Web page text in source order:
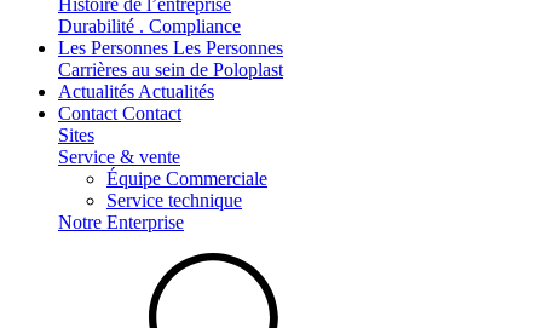
Histoire de l’entreprise
Durabilité . Compliance
Les Personnes Les Personnes
Carrières au sein de Poloplast
Actualités Actualités
Contact Contact
Sites
Service & vente
Équipe Commerciale
Service technique
Notre Enterprise